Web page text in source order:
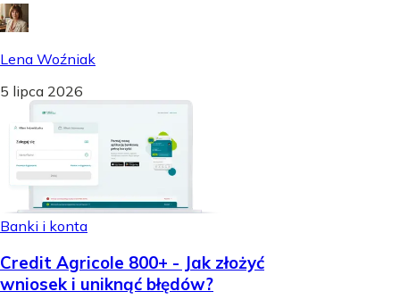
Lena Woźniak
5 lipca 2026
Banki i konta
Credit Agricole 800+ - Jak złożyć
wniosek i uniknąć błędów?